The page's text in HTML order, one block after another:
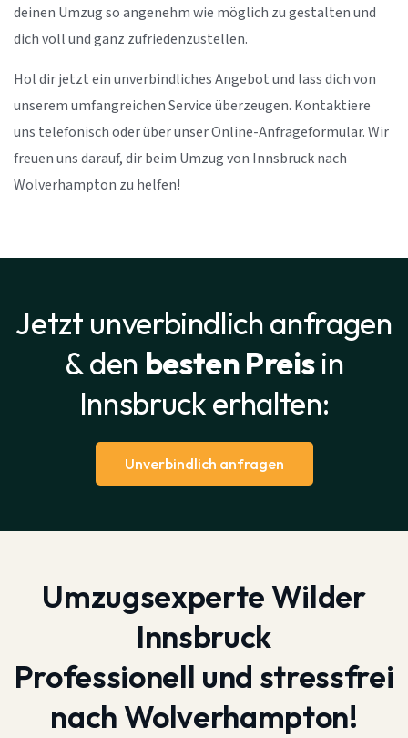
deinen Umzug so angenehm wie möglich zu gestalten und
dich voll und ganz zufriedenzustellen.
Hol dir jetzt ein unverbindliches Angebot und lass dich von
unserem umfangreichen Service überzeugen. Kontaktiere
uns telefonisch oder über unser Online-Anfrageformular. Wir
freuen uns darauf, dir beim Umzug von Innsbruck nach
Wolverhampton zu helfen!
Jetzt unverbindlich anfragen
& den besten Preisin
Innsbruck erhalten:
Unverbindlich anfragen
Umzugsexperte Wilder
Innsbruck
Professionell und stressfrei
nach Wolverhampton!